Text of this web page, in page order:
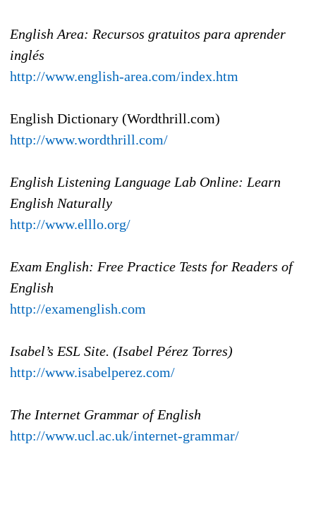
English Area: Recursos gratuitos para aprender
inglés
http://www.english-area.com/index.htm
English Dictionary (Wordthrill.com)
http://www.wordthrill.com/
English Listening Language Lab Online: Learn
English Naturally
http://www.elllo.org/
Exam English: Free Practice Tests for Readers of
English
http://examenglish.com
Isabel’s ESL Site. (Isabel Pérez Torres)
http://www.isabelperez.com/
The Internet Grammar of English
http://www.ucl.ac.uk/internet-grammar/